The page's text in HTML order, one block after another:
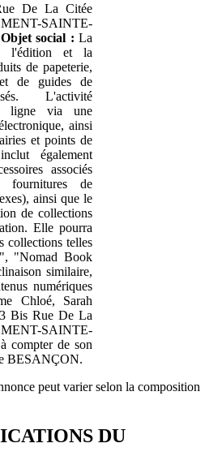
De La Citée
SAINTE-
Objet social : La
l'édition et la
de papeterie,
de guides de
L'activité
ligne via une
ainsi
et points de
également
associés
fournitures de
ainsi que le
de collections
Elle pourra
collections telles
"Nomad Book
similaire,
numériques
Chloé, Sarah
Bis Rue De La
SAINTE-
compter de son
BESANÇON.
peut varier selon la composition
DU